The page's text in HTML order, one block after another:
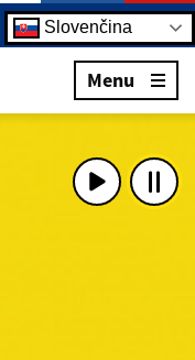
Slovenčina
Menu